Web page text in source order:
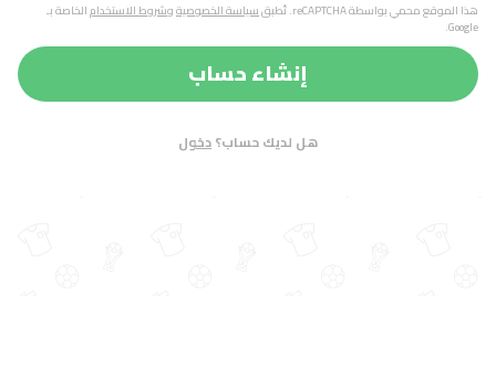
هذا الموقع محمي بواسطة reCAPTCHA. تُطبق سياسة الخصوصيةوشروط الاستخدامالخاصة بـ
Google.
إنشاء حساب
هل لديك حساب؟دخول